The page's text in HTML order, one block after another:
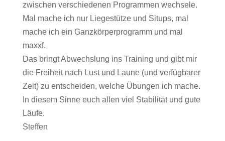
zwischen verschiedenen Programmen wechsele.
Mal mache ich nur Liegestütze und Situps, mal
mache ich ein Ganzkörperprogramm und mal
maxxf.
Das bringt Abwechslung ins Training und gibt mir
die Freiheit nach Lust und Laune (und verfügbarer
Zeit) zu entscheiden, welche Übungen ich mache.
In diesem Sinne euch allen viel Stabilität und gute
Läufe.
Steffen